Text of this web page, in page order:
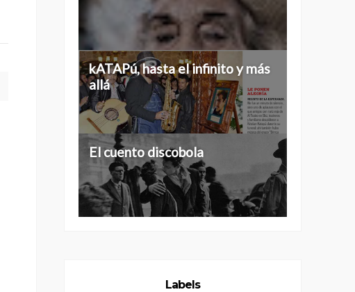
Historias de 40...
kATAPú, hasta el infinito y más
allá
Tres grados de separación
El cuento discobola
Labels